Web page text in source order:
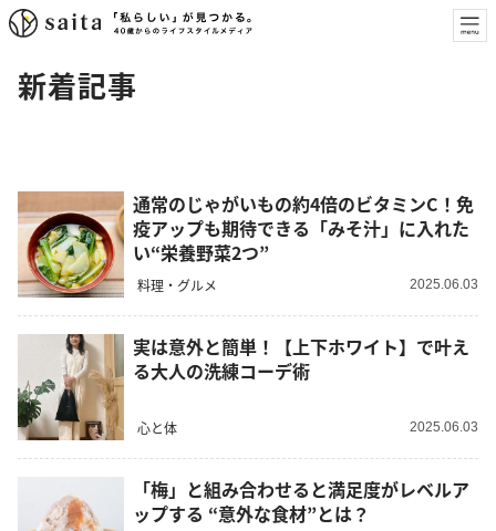
新着記事
通常のじゃがいもの約4倍のビタミンC！免
疫アップも期待できる「みそ汁」に入れた
い“栄養野菜2つ”
料理・グルメ 2025.06.03
実は意外と簡単！【上下ホワイト】で叶え
る大人の洗練コーデ術
心と体 2025.06.03
「梅」と組み合わせると満足度がレベルア
ップする “意外な食材”とは？